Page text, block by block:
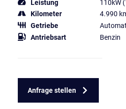
Leistung
110kW
Kilometer
4.990
Getriebe
Antriebsart
Benzin
Anfrage stellen